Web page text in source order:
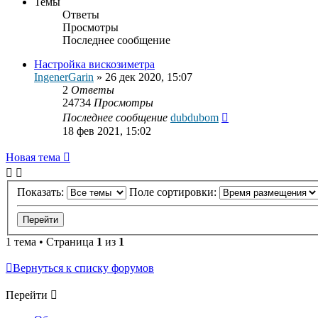
Ответы
Просмотры
Последнее сообщение
Настройка вискозиметра
IngenerGarin » 26 дек 2020, 15:07
2 Ответы
24734 Просмотры
Последнее сообщение dubdubom
18 фев 2021, 15:02
Новая тема
Показать: Поле сортировки:
1 тема • Страница 1 из 1
Вернуться к списку форумов
Перейти